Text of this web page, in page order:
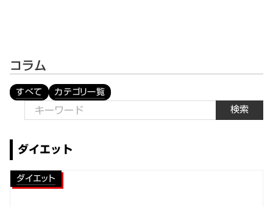
コラム
すべて カテゴリ一覧
検索
ダイエット
ダイエット